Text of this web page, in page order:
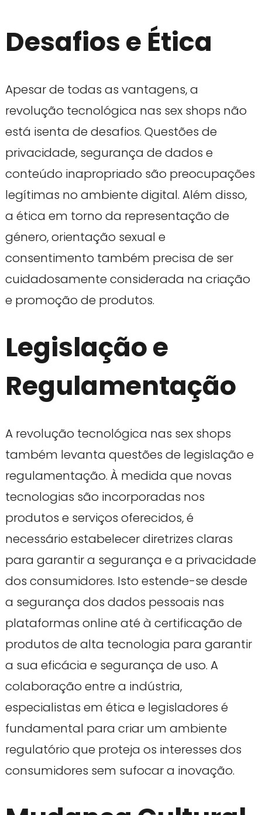
Desafios e Ética
Apesar de todas as vantagens, a
revolução tecnológica nas sex shops não
está isenta de desafios. Questões de
privacidade, segurança de dados e
conteúdo inapropriado são preocupações
legítimas no ambiente digital. Além disso,
a ética em torno da representação de
género, orientação sexual e
consentimento também precisa de ser
cuidadosamente considerada na criação
e promoção de produtos.
Legislação e
Regulamentação
A revolução tecnológica nas sex shops
também levanta questões de legislação e
regulamentação. À medida que novas
tecnologias são incorporadas nos
produtos e serviços oferecidos, é
necessário estabelecer diretrizes claras
para garantir a segurança e a privacidade
dos consumidores. Isto estende-se desde
a segurança dos dados pessoais nas
plataformas online até à certificação de
produtos de alta tecnologia para garantir
a sua eficácia e segurança de uso. A
colaboração entre a indústria,
especialistas em ética e legisladores é
fundamental para criar um ambiente
regulatório que proteja os interesses dos
consumidores sem sufocar a inovação.